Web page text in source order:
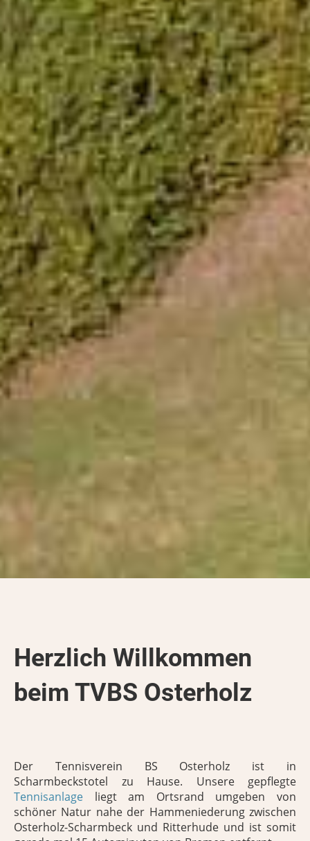
Herzlich Willkommen
beim TVBS Osterholz
Der Tennisverein BS Osterholz ist in
Scharmbeckstotel zu Hause. Unsere gepflegte
Tennisanlage liegt am Ortsrand umgeben von
schöner Natur nahe der Hammeniederung zwischen
Osterholz-Scharmbeck und Ritterhude und ist somit